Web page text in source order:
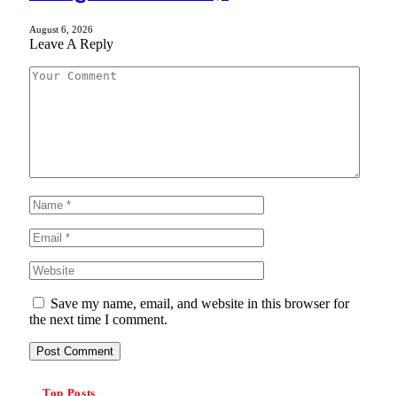
August 6, 2026
Leave A Reply
Save my name, email, and website in this browser for
the next time I comment.
Top Posts